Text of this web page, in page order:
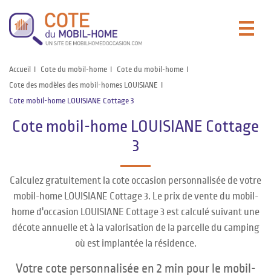
Accueil Cote du mobil-home
Cote du mobil-home
Cote des modèles des mobil-homes LOUISIANE
Cote mobil-home LOUISIANE Cottage 3
Cote mobil-home LOUISIANE Cottage
3
Calculez gratuitement la cote occasion personnalisée de votre
mobil-home LOUISIANE Cottage 3. Le prix de vente du mobil-
home d'occasion LOUISIANE Cottage 3 est calculé suivant une
décote annuelle et à la valorisation de la parcelle du camping
où est implantée la résidence.
Votre cote personnalisée en 2 min pour le mobil-